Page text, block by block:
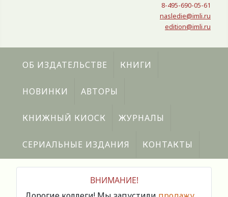
8-495-690-05-61
nasledie@imli.ru
edition@imli.ru
ОБ ИЗДАТЕЛЬСТВЕ КНИГИ
НОВИНКИ АВТОРЫ
КНИЖНЫЙ КИОСК ЖУРНАЛЫ
СЕРИАЛЬНЫЕ ИЗДАНИЯ КОНТАКТЫ
ВНИМАНИЕ!